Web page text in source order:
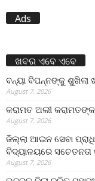
Ads
ଖବର ଏବେ ଏବେ
ବନ୍ୟା ବିପନ୍ନଙ୍କୁ ଶୁଖିଲା
August 7, 2026
କରାମତ ଅଲୀ
August 7, 2026
ଜିଲ୍ଲା ଆଇନ ସେବା
ବିଦ୍ୟାଳୟରେ ସଚେତନତା
August 7, 2026